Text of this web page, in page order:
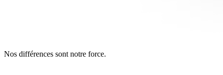
Nos différences sont notre force.